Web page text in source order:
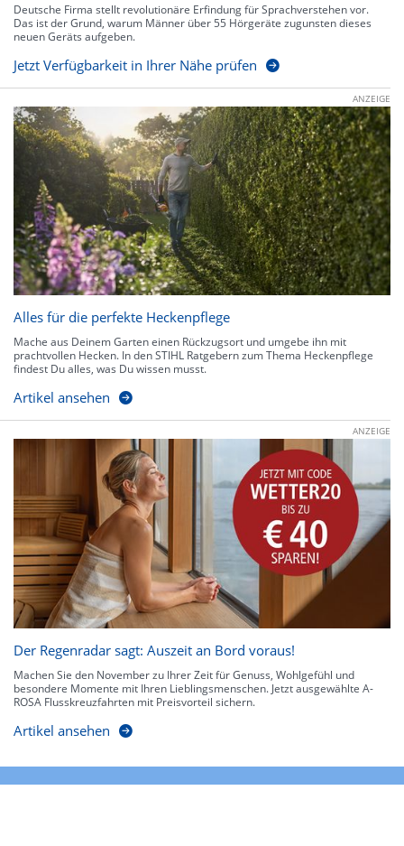
Deutsche Firma stellt revolutionäre Erfindung für Sprachverstehen vor.
Das ist der Grund, warum Männer über 55 Hörgeräte zugunsten dieses
neuen Geräts aufgeben.
Jetzt Verfügbarkeit in Ihrer Nähe prüfen
ANZEIGE
Alles für die perfekte Heckenpflege
Mache aus Deinem Garten einen Rückzugsort und umgebe ihn mit
prachtvollen Hecken. In den STIHL Ratgebern zum Thema Heckenpflege
findest Du alles, was Du wissen musst.
Artikel ansehen
ANZEIGE
Der Regenradar sagt: Auszeit an Bord voraus!
Machen Sie den November zu Ihrer Zeit für Genuss, Wohlgefühl und
besondere Momente mit Ihren Lieblingsmenschen. Jetzt ausgewählte A-
ROSA Flusskreuzfahrten mit Preisvorteil sichern.
Artikel ansehen